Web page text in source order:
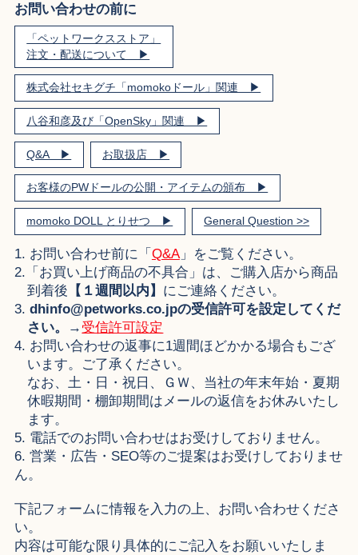
お問い合わせの前に
「ペットワークスストア」
注文・配送について ▶︎
株式会社セキグチ「momokoドール」関連 ▶︎
八谷和彦及び「OpenSky」関連 ▶︎
Q&A ▶︎ お取扱店 ▶︎
お客様のPWドールの公開・アイテムの頒布 ▶︎
momoko DOLL とりせつ ▶︎ General Question >>
1. お問い合わせ前に「 Q&A」をご覧ください。
2.「お買い上げ商品の不具合」は、ご購入店から商品
到着後 【１週間以内】 にご連絡ください。
3. dhinfo@petworks.co.jpの受信許可を設定してくだ
さい。
→ 受信許可設定
4. お問い合わせの返事に1週間ほどかかる場合もござ
います。ご了承ください。
なお、土・日・祝日、ＧＷ、当社の年末年始・夏期
休暇期間・棚卸期間はメールの返信をお休みいたし
ます。
5. 電話でのお問い合わせはお受けしておりません。
6. 営業・広告・SEO等のご提案はお受けしておりませ
ん。
下記フォームに情報を入力の上、お問い合わせくださ
い。
内容は可能な限り具体的にご記入をお願いいたしま